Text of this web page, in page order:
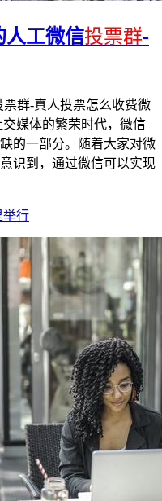
人工微信投票群-
群-真人投票怎么收费微
媒体的繁荣时代，微信
的一部分。随着大家对微
识到，通过微信可以实现
举行